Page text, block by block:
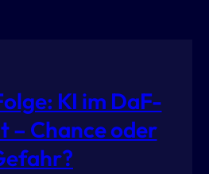
KI im DaF-
– Chance oder